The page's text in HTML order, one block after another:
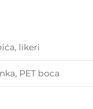
likeri
PET boca